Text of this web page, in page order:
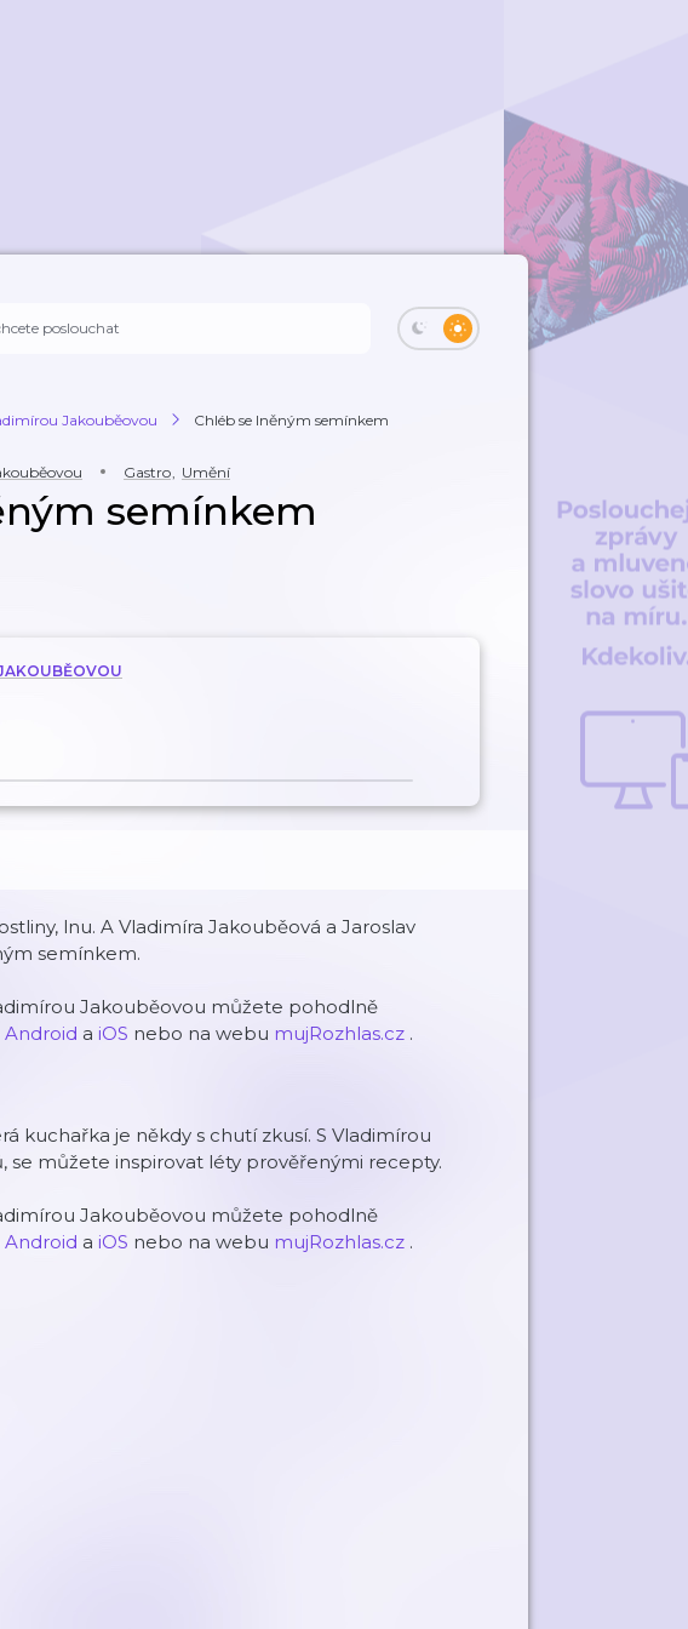
Jakouběovou Chléb se lněným semínkem
Gastro, Umění
semínkem
lnu. A Vladimíra Jakouběová a Jaroslav
semínkem.
Jakouběovou můžete pohodlně
Android a iOS nebo na webu mujRozhlas.cz .
kuchařka je někdy s chutí zkusí. S Vladimírou
můžete inspirovat léty prověřenými recepty.
Jakouběovou můžete pohodlně
Android a iOS nebo na webu mujRozhlas.cz .